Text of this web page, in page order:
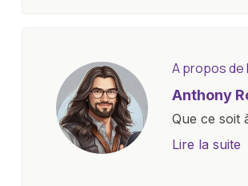
A propos de
Anthony
Que ce soit
Lire la suite